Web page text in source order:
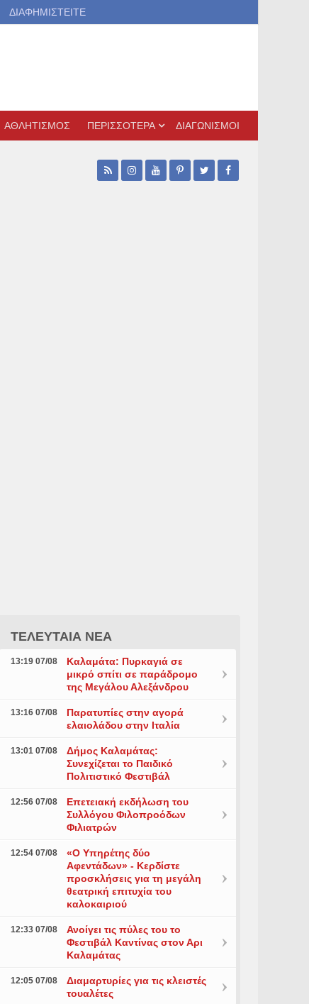
ΔΙΑΦΗΜΙΣΤΕΙΤΕ
ΑΘΛΗΤΙΣΜΟΣ ΠΕΡΙΣΣΟΤΕΡΑ ΔΙΑΓΩΝΙΣΜΟΙ
ΤΕΛΕΥΤΑΙΑ ΝΕΑ
13:19 07/08
Καλαμάτα: Πυρκαγιά σε
μικρό σπίτι σε παράδρομο
της Μεγάλου Αλεξάνδρου
13:16 07/08
Παρατυπίες στην αγορά
ελαιολάδου στην Ιταλία
13:01 07/08
Δήμος Καλαμάτας:
Συνεχίζεται το Παιδικό
Πολιτιστικό Φεστιβάλ
12:56 07/08
Επετειακή εκδήλωση του
Συλλόγου Φιλοπροόδων
Φιλιατρών
12:54 07/08
«Ο Υπηρέτης δύο
Αφεντάδων» - Κερδίστε
προσκλήσεις για τη μεγάλη
θεατρική επιτυχία του
καλοκαιριού
12:33 07/08
Ανοίγει τις πύλες του το
Φεστιβάλ Καντίνας στον Αρι
Καλαμάτας
12:05 07/08
Διαμαρτυρίες για τις κλειστές
τουαλέτες